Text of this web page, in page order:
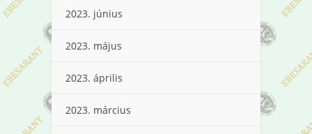
2023. június
2023. május
2023. április
2023. március